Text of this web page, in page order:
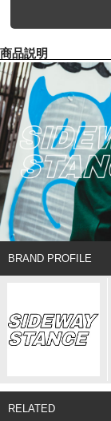
商品説明
BRAND PROFILE
RELATED